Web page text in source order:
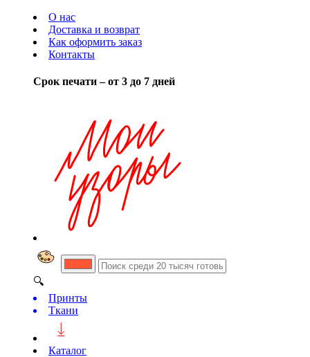
О нас
Доставка и возврат
Как оформить заказ
Контакты
Срок печати – от 3 до 7 дней
🔍
Принты
Ткани
Каталог